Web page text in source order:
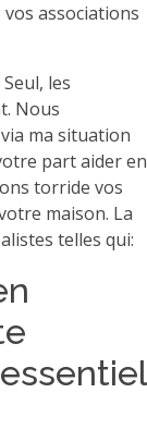
associations
les
Nous
ma situation
part aider en
torride vos
maison. La
telles qui: